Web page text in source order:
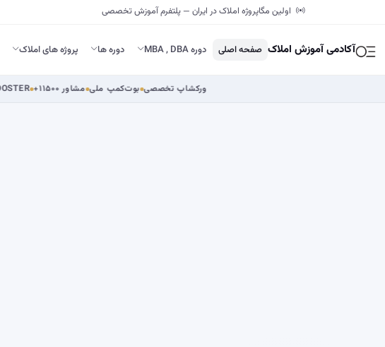
اولین مگاپروژه املاک در ایران — پلتفرم آموزش تخصصی
آکادمی آموزش املاک صفحه اصلی دوره MBA , DBA دوره ها پروژه های املاک
+۱۱۵۰۰ مشاور بوت‌کمپ ملی ورکشاپ تخصصی